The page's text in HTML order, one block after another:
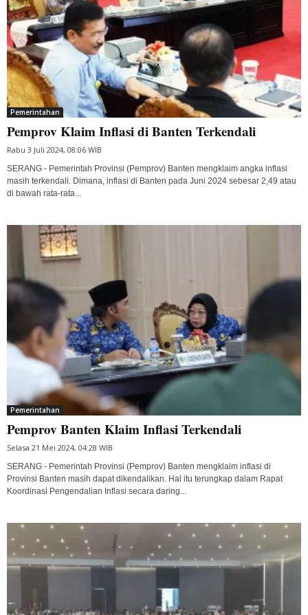
Pemerintahan
Pemprov Klaim Inflasi di Banten Terkendali
Rabu 3 Juli 2024, 08:06 WIB
SERANG - Pemerintah Provinsi (Pemprov) Banten mengklaim angka inflasi
masih terkendali. Dimana, inflasi di Banten pada Juni 2024 sebesar 2,49 atau
di bawah rata-rata...
Pemerintahan
Pemprov Banten Klaim Inflasi Terkendali
Selasa 21 Mei 2024, 04:28 WIB
SERANG - Pemerintah Provinsi (Pemprov) Banten mengklaim inflasi di
Provinsi Banten masih dapat dikendalikan. Hal itu terungkap dalam Rapat
Koordinasi Pengendalian Inflasi secara daring...